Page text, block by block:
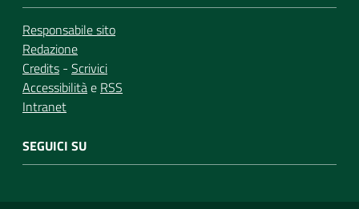
Responsabile sito
Redazione
Credits - Scrivici
Accessibilitàe RSS
Intranet
SEGUICI SU